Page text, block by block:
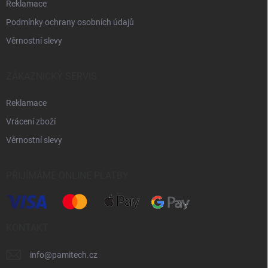
Reklamace
Podmínky ochrany osobních údajů
Věrnostní slevy
Reklamace
Vrácení zboží
Věrnostní slevy
info@pamitech.cz